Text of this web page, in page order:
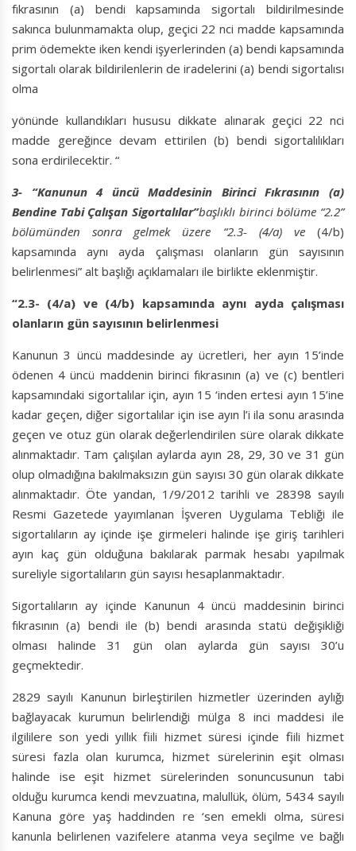
fıkrasının (a) bendi kapsamında sigortalı bildirilmesinde
sakınca bulunmamakta olup, geçici 22 nci madde kapsamında
prim ödemekte iken kendi işyerlerinden (a) bendi kapsamında
sigortalı olarak bildirilenlerin de iradelerini (a) bendi sigortalısı
olma
yönünde kullandıkları hususu dikkate alınarak geçici 22 nci
madde gereğince devam ettirilen (b) bendi sigortalılıkları
sona erdirilecektir. “
3- “Kanunun 4 üncü Maddesinin Birinci Fıkrasının (a)
Bendine Tabi Çalışan Sigortalılar”başlıklı birinci bölüme “2.2”
bölümünden sonra gelmek üzere “2.3- (4/a) ve(4/b)
kapsamında aynı ayda çalışması olanların gün sayısının
belirlenmesi” alt başlığı açıklamaları ile birlikte eklenmiştir.
“2.3- (4/a) ve (4/b) kapsamında aynı ayda çalışması
olanların gün sayısının belirlenmesi
Kanunun 3 üncü maddesinde ay ücretleri, her ayın 15’inde
ödenen 4 üncü maddenin birinci fıkrasının (a) ve (c) bentleri
kapsamındaki sigortalılar için, ayın 15 ‘inden ertesi ayın 15’ine
kadar geçen, diğer sigortalılar için ise ayın l’i ila sonu arasında
geçen ve otuz gün olarak değerlendirilen süre olarak dikkate
alınmaktadır. Tam çalışılan aylarda ayın 28, 29, 30 ve 31 gün
olup olmadığına bakılmaksızın gün sayısı 30 gün olarak dikkate
alınmaktadır. Öte yandan, 1/9/2012 tarihli ve 28398 sayılı
Resmi Gazetede yayımlanan İşveren Uygulama Tebliği ile
sigortalıların ay içinde işe girmeleri halinde işe giriş tarihleri
ayın kaç gün olduğuna bakılarak parmak hesabı yapılmak
sureliyle sigortalıların gün sayısı hesaplanmaktadır.
Sigortalıların ay içinde Kanunun 4 üncü maddesinin birinci
fıkrasının (a) bendi ile (b) bendi arasında statü değişikliği
olması halinde 31 gün olan aylarda gün sayısı 30’u
geçmektedir.
2829 sayılı Kanunun birleştirilen hizmetler üzerinden aylığı
bağlayacak kurumun belirlendiği mülga 8 inci maddesi ile
ilgililere son yedi yıllık fiili hizmet süresi içinde fiili hizmet
süresi fazla olan kurumca, hizmet sürelerinin eşit olması
halinde ise eşit hizmet sürelerinden sonuncusunun tabi
olduğu kurumca kendi mevzuatına, malullük, ölüm, 5434 sayılı
Kanuna göre yaş haddinden re ‘sen emekli olma, süresi
kanunla belirlenen vazifelere atanma veya seçilme ve bağlı